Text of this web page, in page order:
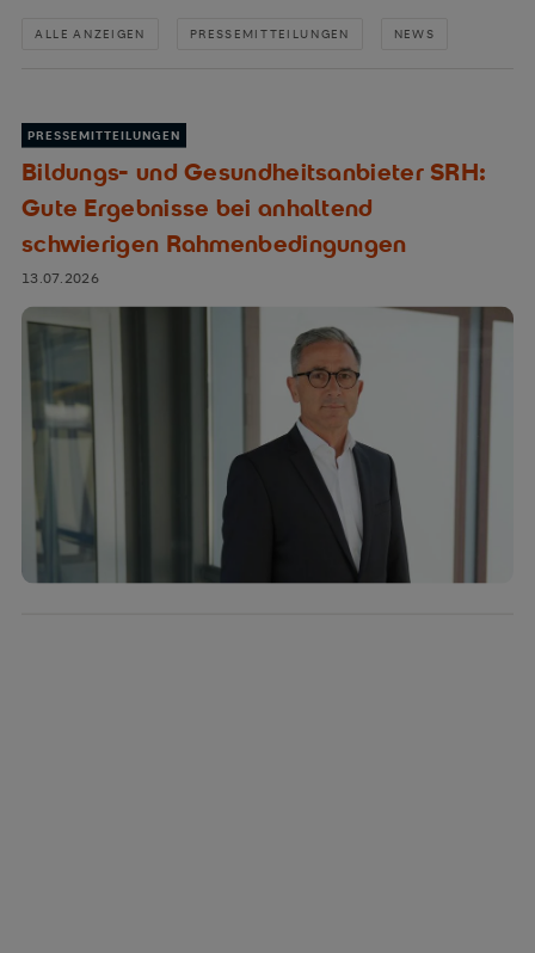
ALLE ANZEIGEN PRESSEMITTEILUNGEN NEWS
PRESSEMITTEILUNGEN
Bildungs- und Gesundheitsanbieter SRH:
Gute Ergebnisse bei anhaltend
schwierigen Rahmenbedingungen
13.07.2026